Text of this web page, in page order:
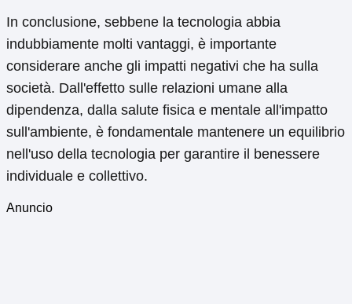
In conclusione, sebbene la tecnologia abbia
indubbiamente molti vantaggi, è importante
considerare anche gli impatti negativi che ha sulla
società. Dall'effetto sulle relazioni umane alla
dipendenza, dalla salute fisica e mentale all'impatto
sull'ambiente, è fondamentale mantenere un equilibrio
nell'uso della tecnologia per garantire il benessere
individuale e collettivo.
Anuncio